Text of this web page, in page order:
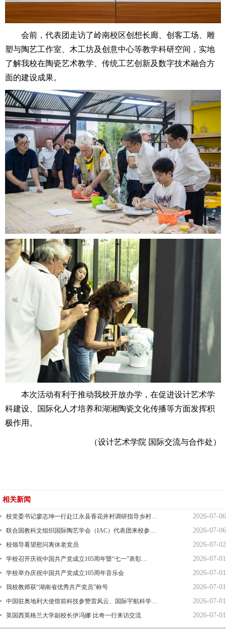
会前，代表团走访了岭南校区创想长廊、创客工场、雕
塑与陶艺工作室、木工坊及创意中心等教学科研空间，实地
了解我校在陶瓷艺术教学、传统工艺创新及数字技术融合方
面的建设成果。
本次活动有利于推动我校开放办学，在促进设计艺术学
科建设、国际化人才培养和湖湘陶瓷文化传播等方面发挥积
极作用。
（设计艺术学院 国际交流与合作处）
相关新闻
2026-07-06
校党委书记廖志坤一行赴江永县香花井村调研指导乡村…
2026-07-06
联合国教科文组织国际陶艺学会（IAC）代表团来校参…
2026-07-02
校领导看望慰问离休老党员
2026-07-01
学校召开庆祝中国共产党成立105周年暨“七一”表彰…
2026-07-01
学校举办庆祝中国共产党成立105周年音乐会
2026-07-01
我校教师获“湖南省优秀共产党员”称号
2026-07-01
中国驻奥地利大使馆前科技参赞雷风云、国际宇航科学…
2026-07-01
英国西英格兰大学副校长伊冯娜·比奇一行来访交流